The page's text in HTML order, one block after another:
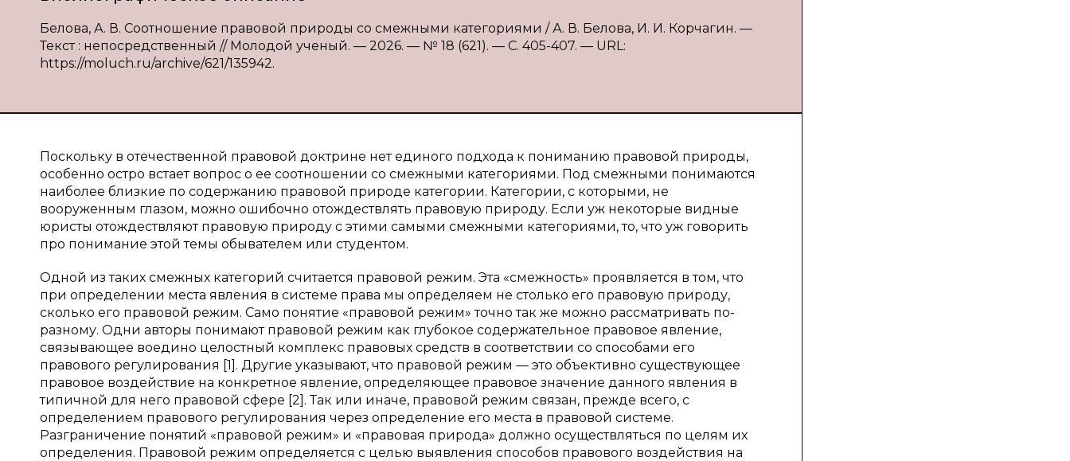
Белова, А. В. Соотношение правовой природы со смежными категориями / А. В. Белова, И. И. Корчагин. —
Текст : непосредственный // Молодой ученый. — 2026. — № 18 (621). — С. 405-407. — URL:
https://moluch.ru/archive/621/135942.
Поскольку в отечественной правовой доктрине нет единого подхода к пониманию правовой природы,
особенно остро встает вопрос о ее соотношении со смежными категориями. Под смежными понимаются
наиболее близкие по содержанию правовой природе категории. Категории, с которыми, не
вооруженным глазом, можно ошибочно отождествлять правовую природу. Если уж некоторые видные
юристы отождествляют правовую природу с этими самыми смежными категориями, то, что уж говорить
про понимание этой темы обывателем или студентом.
Одной из таких смежных категорий считается правовой режим. Эта «смежность» проявляется в том, что
при определении места явления в системе права мы определяем не столько его правовую природу,
сколько его правовой режим. Само понятие «правовой режим» точно так же можно рассматривать по-
разному. Одни авторы понимают правовой режим как глубокое содержательное правовое явление,
связывающее воедино целостный комплекс правовых средств в соответствии со способами его
правового регулирования [1]. Другие указывают, что правовой режим — это объективно существующее
правовое воздействие на конкретное явление, определяющее правовое значение данного явления в
типичной для него правовой сфере [2]. Так или иначе, правовой режим связан, прежде всего, с
определением правового регулирования через определение его места в правовой системе.
Разграничение понятий «правовой режим» и «правовая природа» должно осуществляться по целям их
определения. Правовой режим определяется с целью выявления способов правового воздействия на